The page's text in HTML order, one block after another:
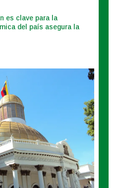
es clave para la
del país asegura la